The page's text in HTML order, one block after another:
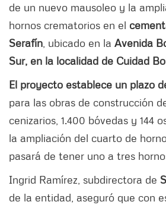
de un nuevo mausoleo y la
hornos crematorios en el
Serafín , ubicado en la Avenida
Sur, en la localidad de Cuidad
El proyecto establece un plazo
para las obras de construcción
cenizarios, 1.400 bóvedas y 144
la ampliación del cuarto de
pasará de tener uno a tres
Ingrid Ramírez, subdirectora de
de la entidad, aseguró que con